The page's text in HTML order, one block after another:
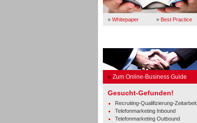
» Whitepaper » Best Practice
» Zum Online-Business Guide
Gesucht-Gefunden!
Recruiting-Qualifizierung-Zeitarbeit
Telefonmarketing Inbound
Telefonmarketing Outbound